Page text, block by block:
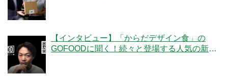
【インタビュー】「からだデザイン食」の
GOFOODに聞く！続々と登場する人気の新メ